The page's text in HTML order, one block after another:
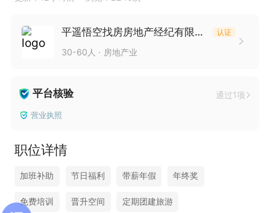
平遥悟空找房房地产经纪有限公司 认证
30-60人 房地产业
平台核验 通过1项
营业执照
职位详情
加班补助 节日福利 带薪年假 年终奖
免费培训 晋升空间 定期团建旅游